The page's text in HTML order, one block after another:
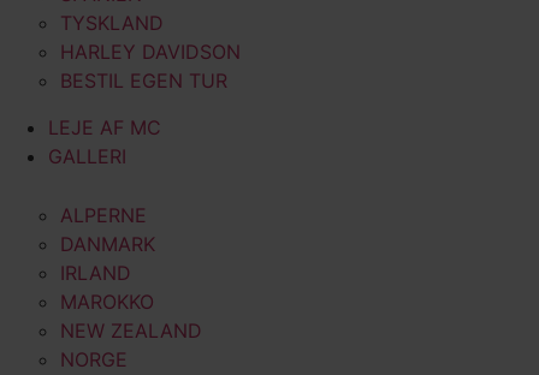
TYSKLAND
HARLEY DAVIDSON
BESTIL EGEN TUR
LEJE AF MC
GALLERI
ALPERNE
DANMARK
IRLAND
MAROKKO
NEW ZEALAND
NORGE